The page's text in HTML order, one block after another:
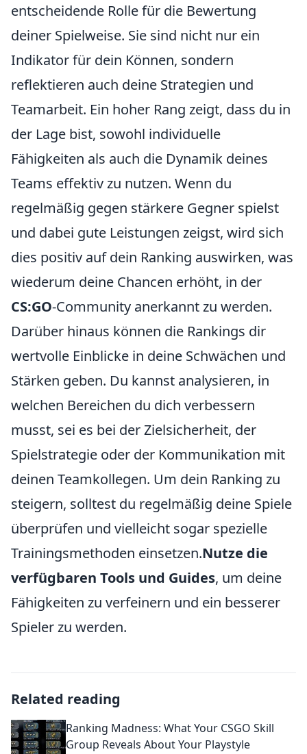
entscheidende Rolle für die Bewertung
deiner Spielweise. Sie sind nicht nur ein
Indikator für dein Können, sondern
reflektieren auch deine Strategien und
Teamarbeit. Ein hoher Rang zeigt, dass du in
der Lage bist, sowohl individuelle
Fähigkeiten als auch die Dynamik deines
Teams effektiv zu nutzen. Wenn du
regelmäßig gegen stärkere Gegner spielst
und dabei gute Leistungen zeigst, wird sich
dies positiv auf dein Ranking auswirken, was
wiederum deine Chancen erhöht, in der
CS:GO-Community anerkannt zu werden.
Darüber hinaus können die Rankings dir
wertvolle Einblicke in deine Schwächen und
Stärken geben. Du kannst analysieren, in
welchen Bereichen du dich verbessern
musst, sei es bei der Zielsicherheit, der
Spielstrategie oder der Kommunikation mit
deinen Teamkollegen. Um dein Ranking zu
steigern, solltest du regelmäßig deine Spiele
überprüfen und vielleicht sogar spezielle
Trainingsmethoden einsetzen.Nutze die
verfügbaren Tools und Guides, um deine
Fähigkeiten zu verfeinern und ein besserer
Spieler zu werden.
Related reading
Ranking Madness: What Your CSGO Skill
Group Reveals About Your Playstyle